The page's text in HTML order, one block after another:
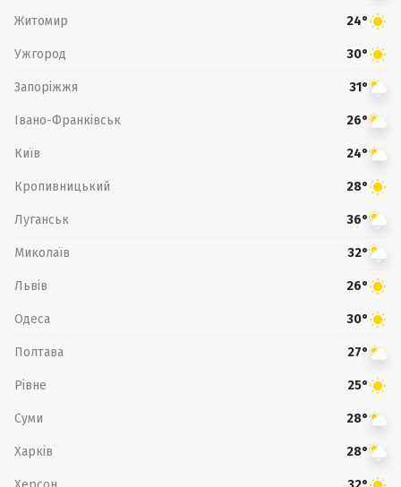
Житомир 24°
Ужгород 30°
Запоріжжя 31°
Івано-Франківськ 26°
Київ 24°
Кропивницький 28°
Луганськ 36°
Миколаїв 32°
Львів 26°
Одеса 30°
Полтава 27°
Рівне 25°
Суми 28°
Харків 28°